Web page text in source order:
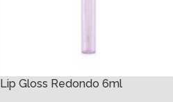
Lip Gloss Redondo 6ml